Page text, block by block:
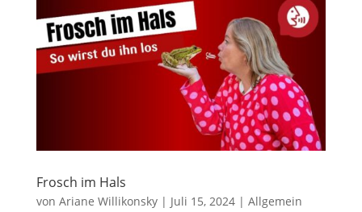
Frosch im Hals
von Ariane Willikonsky| Juli 15, 2024| Allgemein